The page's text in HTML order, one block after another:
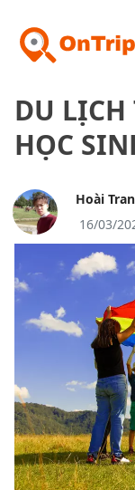
DU
HỌC
Hoài
16/03/